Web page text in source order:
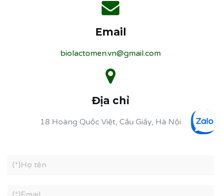
Email
biolactomen.vn@gmail.com
Địa chỉ
18 Hoàng Quốc Việt, Cầu Giấy, Hà Nội